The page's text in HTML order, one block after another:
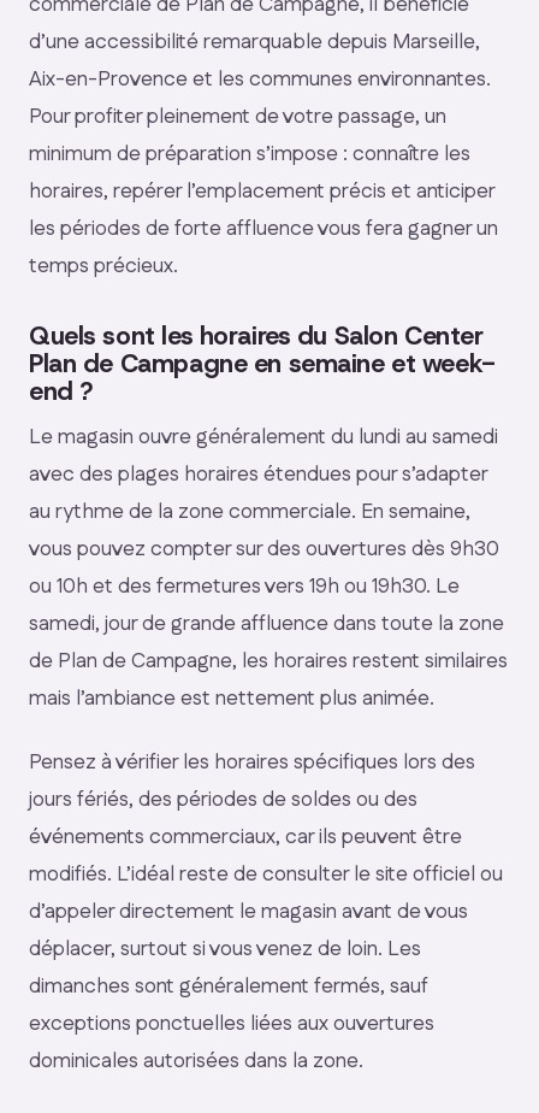
d’une accessibilité remarquable depuis Marseille,
Aix-en-Provence et les communes environnantes.
Pour profiter pleinement de votre passage, un
minimum de préparation s’impose : connaître les
horaires, repérer l’emplacement précis et anticiper
les périodes de forte affluence vous fera gagner un
temps précieux.
Quels sont les horaires du Salon Center
Plan de Campagne en semaine et week-
end ?
Le magasin ouvre généralement du lundi au samedi
avec des plages horaires étendues pour s’adapter
au rythme de la zone commerciale. En semaine,
vous pouvez compter sur des ouvertures dès 9h30
ou 10h et des fermetures vers 19h ou 19h30. Le
samedi, jour de grande affluence dans toute la zone
de Plan de Campagne, les horaires restent similaires
mais l’ambiance est nettement plus animée.
Pensez à vérifier les horaires spécifiques lors des
jours fériés, des périodes de soldes ou des
événements commerciaux, car ils peuvent être
modifiés. L’idéal reste de consulter le site officiel ou
d’appeler directement le magasin avant de vous
déplacer, surtout si vous venez de loin. Les
dimanches sont généralement fermés, sauf
exceptions ponctuelles liées aux ouvertures
dominicales autorisées dans la zone.